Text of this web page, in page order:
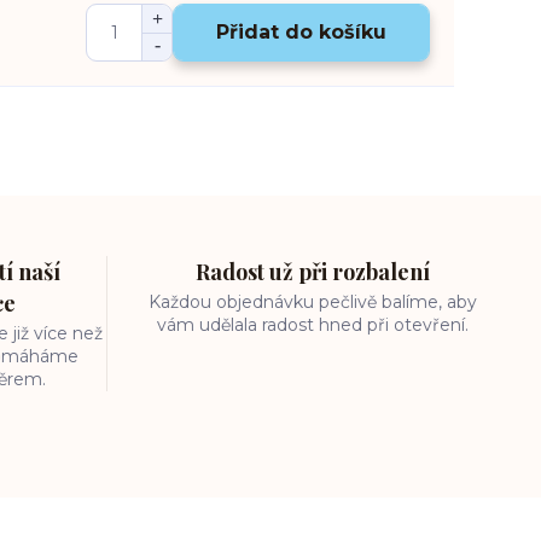
Přidat do košíku
naší
již více než
Radost už při rozbalení
Každou objednávku pečlivě balíme, aby
vám udělala radost hned při otevření.